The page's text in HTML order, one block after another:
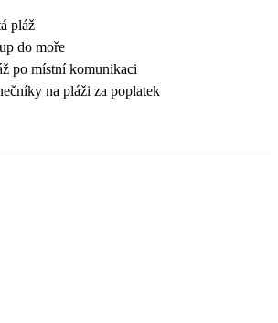
pláž
do moře
po místní komunikaci
na pláži za poplatek